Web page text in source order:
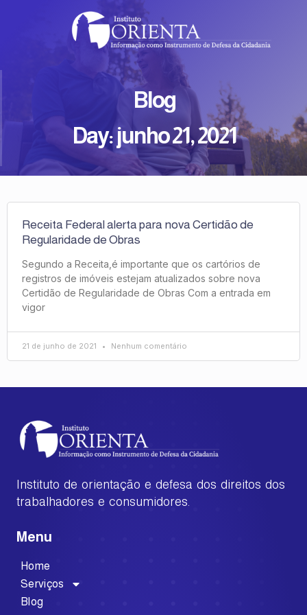
Blog
Day: junho 21, 2021
Receita Federal alerta para nova Certidão de
Regularidade de Obras
Segundo a Receita,é importante que os cartórios de
registros de imóveis estejam atualizados sobre nova
Certidão de Regularidade de Obras Com a entrada em
vigor
21 de junho de 2021 Nenhum comentário
Instituto de orientação e defesa dos direitos dos
trabalhadores e consumidores.
Menu
Home
Serviços
Blog